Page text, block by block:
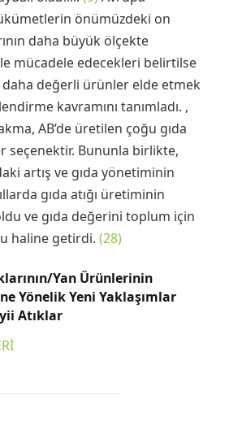
önümüzdeki on
daha büyük ölçekte
mücadele edecekleri belirtilse
daha değerli ürünler elde etmek
kavramını tanımladı. ,
AB’de üretilen çoğu gıda
seçenektir. Bununla birlikte,
artış ve gıda yönetiminin
gıda atığı üretiminin
ve gıda değerini toplum için
haline getirdi. (28)
Yan Ürünlerinin
Yönelik Yeni Yaklaşımlar
Atıklar